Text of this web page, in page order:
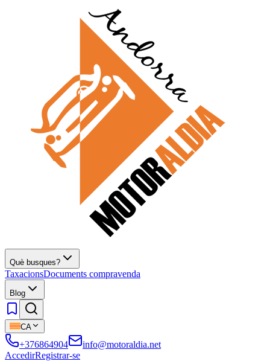
Què busques?
TaxacionsDocuments compravenda
Blog
CA
+376864904
info@motoraldia.net
AccedirRegistrar-se